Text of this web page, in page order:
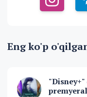
Eng ko'p